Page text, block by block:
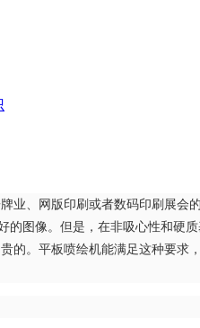
、网版印刷或者数码印刷展会
的图像。但是，在非吸心性和硬
的。平板喷绘机能满足这种要求